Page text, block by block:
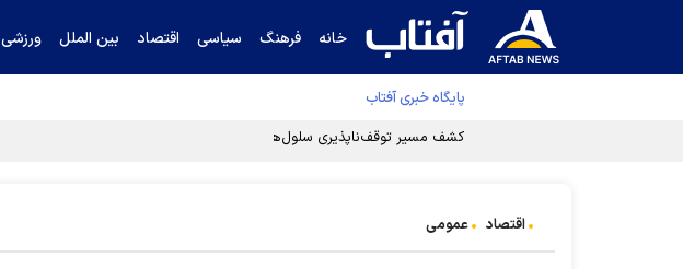
خانه فرهنگ سیاسی اقتصاد بین الملل ورزشی
پایگاه خبری آفتاب
کشف مسیر توقف‌ناپذیری سلول‌های سرطانی
اقتصاد عمومی